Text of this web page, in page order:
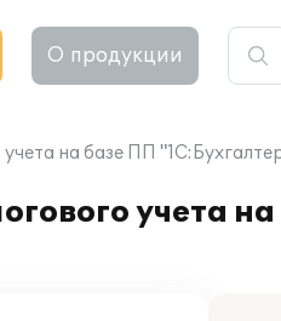
О продукции
на базе ПП
учета